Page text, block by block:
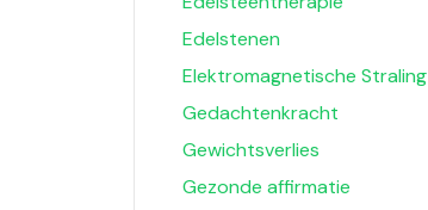
Edelstenen
Elektromagnetische Straling
Gedachtenkracht
Gewichtsverlies
Gezonde affirmatie